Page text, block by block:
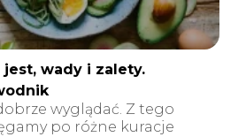
wady i zalety.
wyglądać. Z tego
po różne kuracje